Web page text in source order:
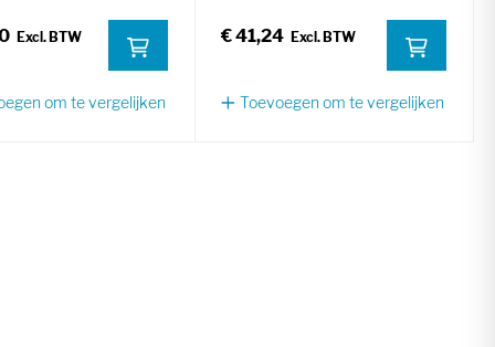
om te vergelijken
€ 41,24
Toevoegen om te vergelijken